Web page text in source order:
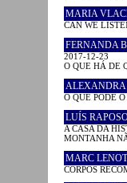
MARIA
CAN WE
FERNANDA
2017-12-23
O QUE HÁ DE
ALEXANDRA
O QUE PODE
LUÍS
A CASA DA
MONTANHA
MARC LENOT
CORPOS